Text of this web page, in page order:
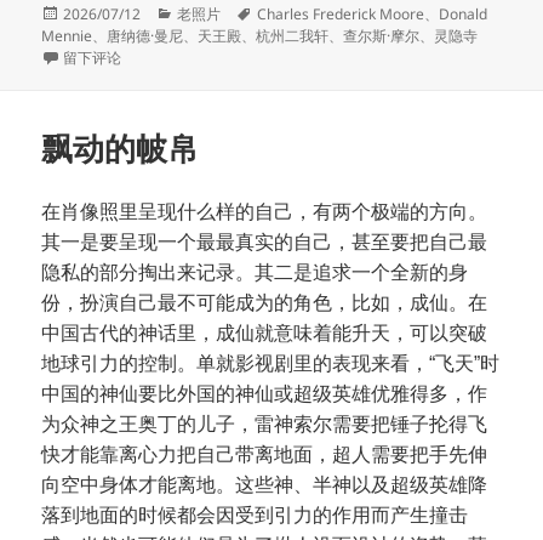
发
布
于
2026/07/12
分
类
老照片
标
签
Charles Frederick Moore、 Donald
Mennie、 唐纳德·曼尼、 天王殿、杭州二我轩、查尔斯·摩尔、 灵隐寺
于灵隐寺天王殿
留下评论
飘动的帔帛
在肖像照里呈现什么样的自己，有两个极端的方向。
其一是要呈现一个最最真实的自己，甚至要把自己最
隐私的部分掏出来记录。其二是追求一个全新的身
份，扮演自己最不可能成为的角色，比如，成仙。在
中国古代的神话里，成仙就意味着能升天，可以突破
地球引力的控制。单就影视剧里的表现来看，“飞天”时
中国的神仙要比外国的神仙或超级英雄优雅得多，作
为众神之王奥丁的儿子，雷神索尔需要把锤子抡得飞
快才能靠离心力把自己带离地面，超人需要把手先伸
向空中身体才能离地。这些神、半神以及超级英雄降
落到地面的时候都会因受到引力的作用而产生撞击